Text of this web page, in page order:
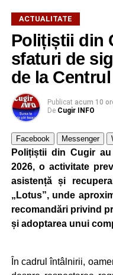
ACTUALITATE
Polițiștii din
sfaturi de
de la
Publicat acum 10
De Cugir INFO
Facebook Messenger
Polițiștii din Cugir
2026, o activitate
asistență și
„Lotus”, unde
recomandări privind
și adoptarea unui
În cadrul întâlnirii,